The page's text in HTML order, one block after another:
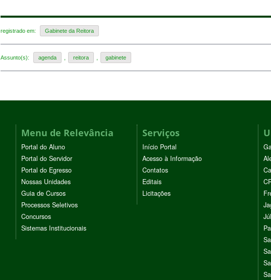
registrado em: Gabinete da Reitora
Assunto(s): agenda reitora gabinete
Menu de Relevância
Portal do Aluno
Portal do Servidor
Portal do Egresso
Nossas Unidades
Guia de Cursos
Processos Seletivos
Concursos
Sistemas Institucionais
Serviços
Início Portal
Acesso à Informação
Contatos
Editais
Licitações